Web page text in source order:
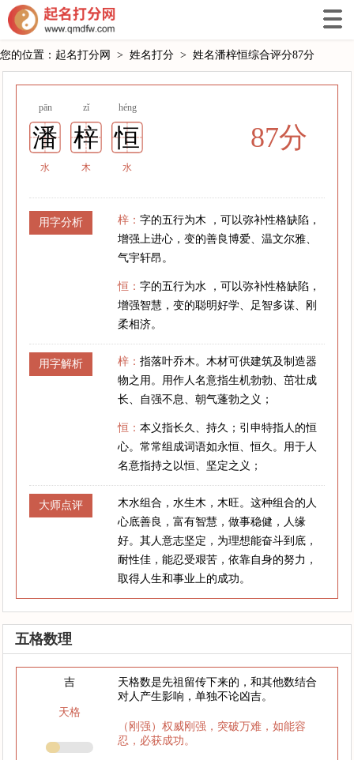
您的位置： 起名打分网 > 姓名打分 > 姓名潘梓恒综合评分87分
pān zǐ héng
潘 梓 恒
水 木 水
87分
用字分析 梓：字的五行为木 ，可以弥补性格缺陷，
增强上进心，变的善良博爱、温文尔雅、
气宇轩昂。
恒：字的五行为水 ，可以弥补性格缺陷，
增强智慧，变的聪明好学、足智多谋、刚
柔相济。
用字解析 梓：指落叶乔木。木材可供建筑及制造器
物之用。用作人名意指生机勃勃、茁壮成
长、自强不息、朝气蓬勃之义；
恒：本义指长久、持久；引申特指人的恒
心。常常组成词语如永恒、恒久。用于人
名意指持之以恒、坚定之义；
大师点评
木水组合，水生木，木旺。这种组合的人
心底善良，富有智慧，做事稳健，人缘
好。其人意志坚定，为理想能奋斗到底，
耐性佳，能忍受艰苦，依靠自身的努力，
取得人生和事业上的成功。
五格数理
吉
天格
天格数是先祖留传下来的，和其他数结合
对人产生影响，单独不论凶吉。
（刚强）权威刚强，突破万难，如能容
忍，必获成功。